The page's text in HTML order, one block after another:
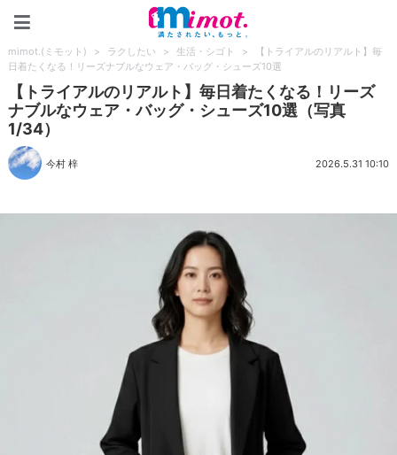
mimot.(ミモット) > ラクしたい > 生活・シゴト >
【トライアルのリアルト】毎
日着たくなる！リーズナブルなウェア・バッグ・シューズ10選
【トライアルのリアルト】毎日着たくなる！リーズ
ナブルなウェア・バッグ・シューズ10選（写真
1/34）
今村 梓 2026.5.31 10:10